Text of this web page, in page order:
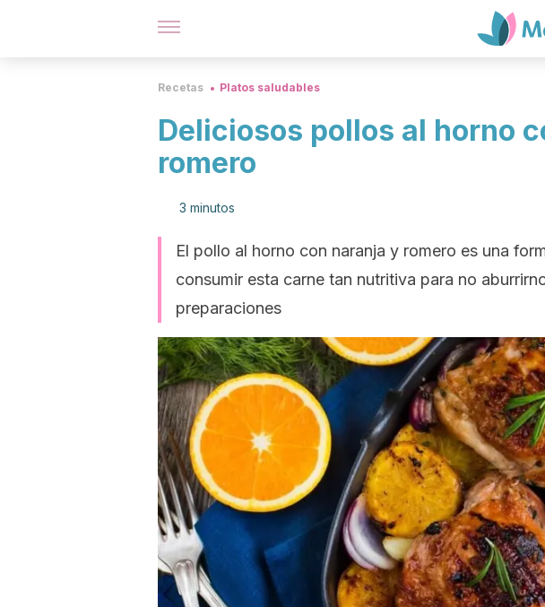
Recetas Platos saludables
Deliciosos pollos al horno
romero
3 minutos
El pollo al horno con naranja y romero es una
consumir esta carne tan nutritiva para no
preparaciones